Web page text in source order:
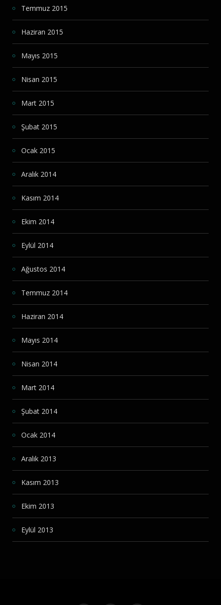
Temmuz 2015
Haziran 2015
Mayıs 2015
Nisan 2015
Mart 2015
Şubat 2015
Ocak 2015
Aralık 2014
Kasım 2014
Ekim 2014
Eylül 2014
Ağustos 2014
Temmuz 2014
Haziran 2014
Mayıs 2014
Nisan 2014
Mart 2014
Şubat 2014
Ocak 2014
Aralık 2013
Kasım 2013
Ekim 2013
Eylül 2013